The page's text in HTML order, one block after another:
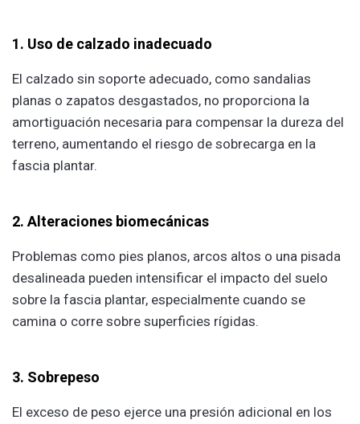
1. Uso de calzado inadecuado
El calzado sin soporte adecuado, como sandalias
planas o zapatos desgastados, no proporciona la
amortiguación necesaria para compensar la dureza del
terreno, aumentando el riesgo de sobrecarga en la
fascia plantar.
2. Alteraciones biomecánicas
Problemas como pies planos, arcos altos o una pisada
desalineada pueden intensificar el impacto del suelo
sobre la fascia plantar, especialmente cuando se
camina o corre sobre superficies rígidas.
3. Sobrepeso
El exceso de peso ejerce una presión adicional en los